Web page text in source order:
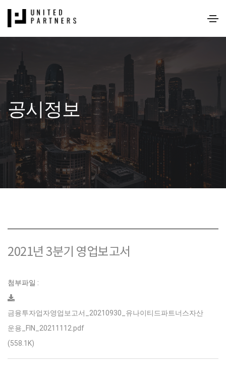
공시정보
2021년 3분기 영업보고서
첨부파일 :
금융투자업자영업보고서_20210930_유나이티드파트너스자산
운용_FIN_20211112.pdf
(558.1K)